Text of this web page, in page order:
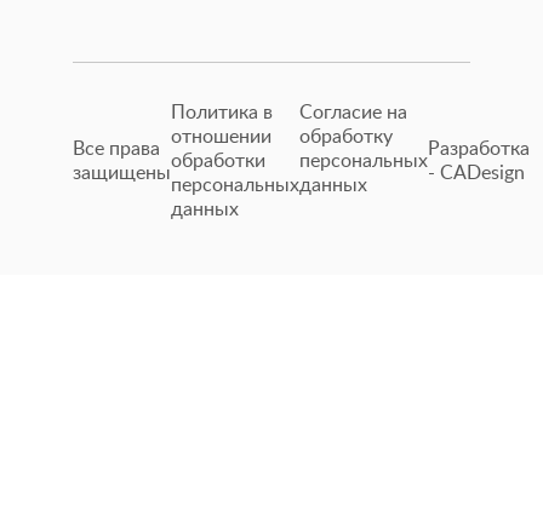
Все права
защищены
Политика в
отношении
обработки
персональных
данных
Согласие на
обработку
персональных
данных
Разработка
- CADesign